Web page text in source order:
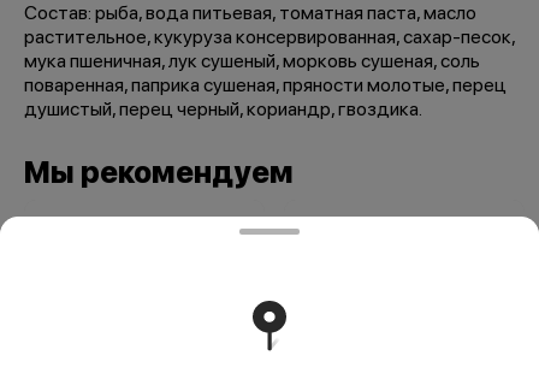
Состав: рыба, вода питьевая, томатная паста, масло
растительное, кукуруза консервированная, сахар-песок,
мука пшеничная, лук сушеный, морковь сушеная, соль
поваренная, паприка сушеная, пряности молотые, перец
душистый, перец черный, кориандр, гвоздика.
Мы рекомендуем